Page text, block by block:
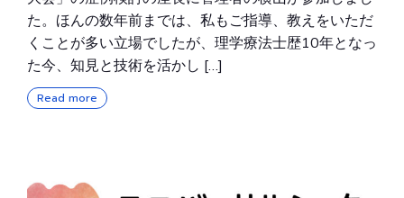
た。ほんの数年前までは、私もご指導、教えをいただ
くことが多い立場でしたが、理学療法士歴10年となっ
た今、知見と技術を活かし […]
Read more